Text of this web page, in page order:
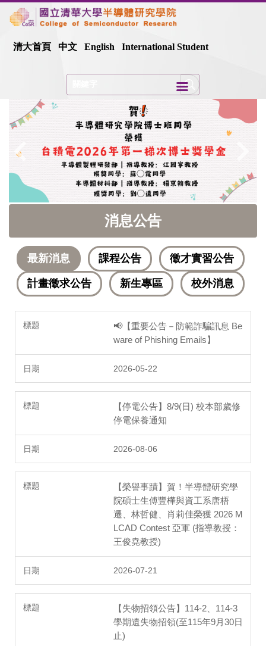
到
要清大首頁 中文 English International Student
消息公告
最新消息 課程公告 徵才實習公告
計畫徵求公告 新生專區 校外消息
📢【重要公告－防範詐騙訊息 Be
ware of Phishing Emails】
2026-05-22
【停電公告】8/9(日) 校本部歲修
停電保養通知
2026-08-06
【榮譽事蹟】賀！半導體研究學
院碩士生傅豐樺與資工系唐梧
遷、林哲健、肖莉佳榮獲 2026 M
LCAD Contest 亞軍 (指導教授：
王俊堯教授)
2026-07-21
【失物招領公告】114-2、114-3
學期遺失物招領(至115年9月30日
止)